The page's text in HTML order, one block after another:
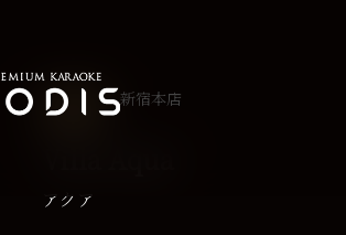
新宿本店
L TYPE
アクア